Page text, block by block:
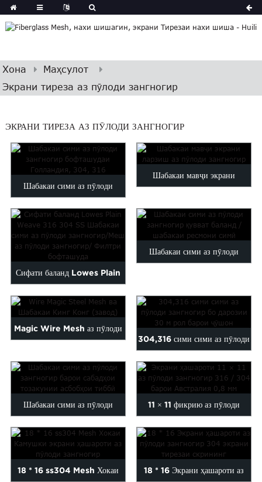
Хона
Маҳсулот
Экрани тиреза аз пӯлоди зангногир
ЭКРАНИ ТИРЕЗА АЗ ПӮЛОДИ ЗАНГНОГИР
Шабакаи сими аз пӯлоди
зангногир бофташудаи
Голландия, 30...
Шабакаи мавҷи экрани
Сифати баланд Lowes Plain
Weave 316 304 SS Stain...
Шабакаи сими аз пӯлоди
ро ...
Magic Wire Mesh аз пӯлоди
304,316 сими сими аз пӯлоди
зангногир бо 30м ...
Шабакаи сими аз пӯлоди
зангногир барои асбобҳои
тиббӣ ...
11 × 11 фикрию аз пӯлоди
зангногир 316 / 304 insec ...
18 * 16 ss304 Mesh Хокаи 18 * 16 Экрани ҳашароти аз